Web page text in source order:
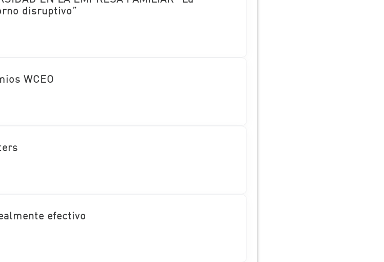
disruptivo”
WCEO
efectivo